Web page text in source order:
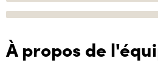
À propos de